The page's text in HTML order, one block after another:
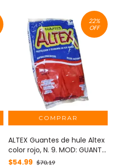
22%
OFF
ALTEX Guantes de hule Altex
color rojo, N. 9. MOD: GUANTE
ALTEX 9
$54.99 $70.19